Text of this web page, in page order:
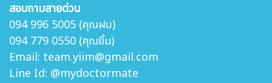
สอบถามสายด่วน
094 996 5005 (คุณฝน)
094 779 0550 (คุณยิ้ม)
Email: team.yiim@gmail.com
Line Id: @mydoctormate